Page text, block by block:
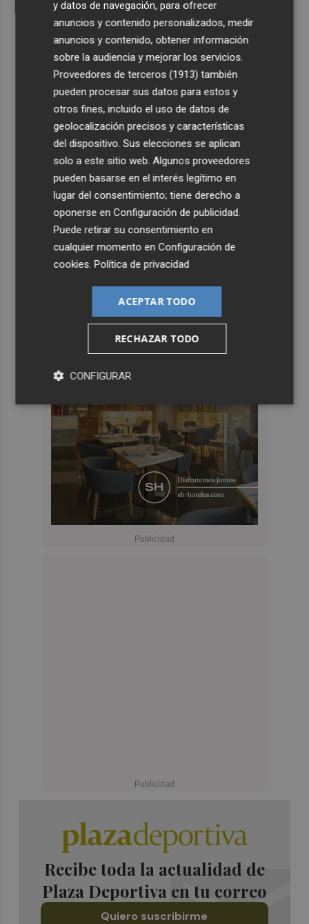
Recibe toda la actualidad de
Plaza Deportiva en tu correo
Quiero suscribirme
y datos de navegación, para ofrecer
anuncios y contenido personalizados, medir
anuncios y contenido, obtener información
sobre la audiencia y mejorar los servicios.
Proveedores de terceros (1913) también
pueden procesar sus datos para estos y
otros fines, incluido el uso de datos de
geolocalización precisos y características
del dispositivo. Sus elecciones se aplican
solo a este sitio web. Algunos proveedores
pueden basarse en el interés legítimo en
lugar del consentimiento; tiene derecho a
oponerse enConfiguración de publicidad
Puede retirar su consentimiento en
cualquier momento enConfiguración de
cookies .Política de privacidad
ACEPTAR TODO
RECHAZAR TODO
CONFIGURAR